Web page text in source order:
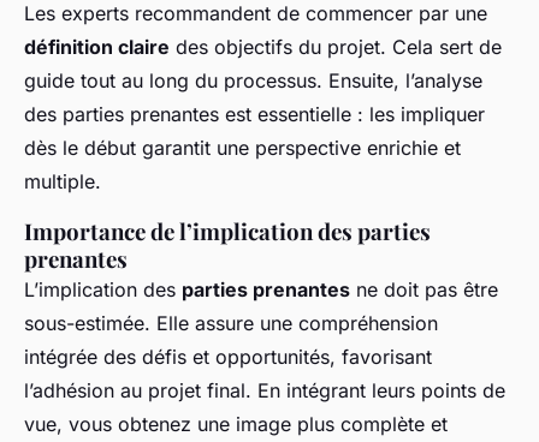
Les experts recommandent de commencer par une
définition claire des objectifs du projet. Cela sert de
guide tout au long du processus. Ensuite, l’analyse
des parties prenantes est essentielle : les impliquer
dès le début garantit une perspective enrichie et
multiple.
Importance de l’implication des parties
prenantes
L’implication des parties prenantes ne doit pas être
sous-estimée. Elle assure une compréhension
intégrée des défis et opportunités, favorisant
l’adhésion au projet final. En intégrant leurs points de
vue, vous obtenez une image plus complète et